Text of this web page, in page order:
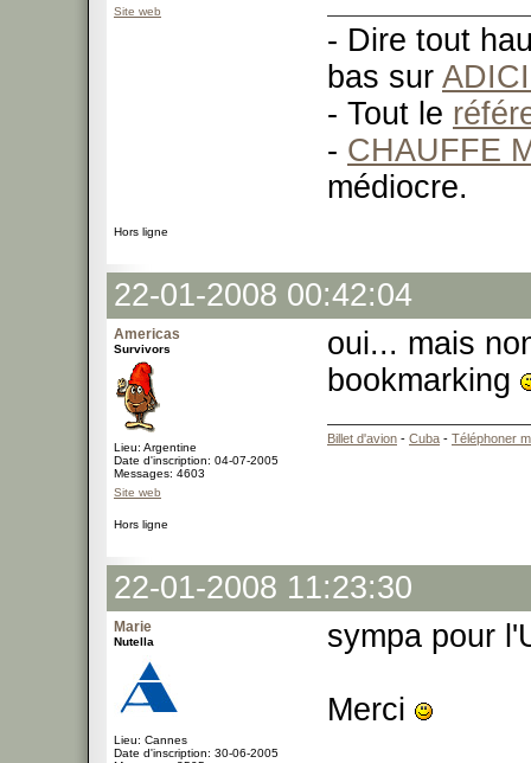
Site web
- Dire tout
bas sur
- Tout le
- CHAUFFE
médiocre.
Hors ligne
22-01-2008 00:42:04
Americas
Survivors
Lieu: Argentine
Date d'inscription: 04-07-2005
Messages: 4603
Site web
oui... mais
bookmarking
Billet d'avion - Cuba - Téléphoner
Hors ligne
22-01-2008 11:23:30
Marie
Nutella
Lieu: Cannes
Date d'inscription: 30-06-2005
sympa pour
Merci